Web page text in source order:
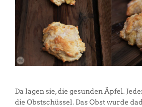
Da lagen sie, die gesunden Äpfel.
die Obstschüssel. Das Obst wurde